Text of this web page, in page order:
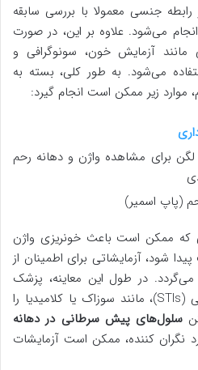
جنسی معمولا با بررسی سابقه
می‌شود. علاوه بر این، در صورت
آزمایش خون، سونوگرافی و
می‌شود. به طور کلی، بسته به
موارد زیر ممکن است انجام گیرد:
لگن برای مشاهده واژن و دهانه رحم
(پاپ اسمیر)
که ممکن است باعث خونریزی واژن
شود، آزمایشاتی برای اطمینان از
در طول این معاینه، پزشک
ممکن است عفونت‌های مقاربتی (STIs)، مانند سوزاک یا کلامیدیا را
سلول‌های پیش سرطانی در دهانه
نگران کننده، ممکن است آزمایشات